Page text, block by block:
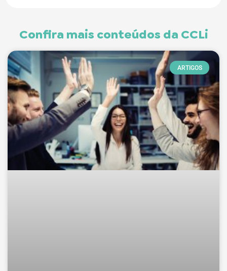
Confira mais conteúdos da CCLi
ARTIGOS